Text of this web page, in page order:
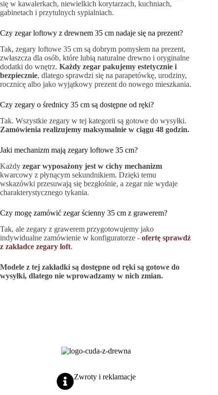
się w kawalerkach, niewielkich korytarzach, kuchniach,
gabinetach i przytulnych sypialniach.
Czy zegar loftowy z drewnem 35 cm nadaje się na prezent?
Tak, zegary loftowe 35 cm są dobrym pomysłem na prezent,
zwłaszcza dla osób, które lubią naturalne drewno i oryginalne
dodatki do wnętrz. Każdy zegar pakujemy estetycznie i
bezpiecznie, dlatego sprawdzi się na parapetówkę, urodziny,
rocznicę albo jako wyjątkowy prezent do nowego mieszkania.
Czy zegary o średnicy 35 cm są dostępne od ręki?
Tak. Wszystkie zegary w tej kategorii są gotowe do wysyłki.
Zamówienia realizujemy maksymalnie w ciągu 48 godzin.
Jaki mechanizm mają zegary loftowe 35 cm?
Każdy zegar wyposażony jest w cichy mechanizm
kwarcowy z płynącym sekundnikiem. Dzięki temu
wskazówki przesuwają się bezgłośnie, a zegar nie wydaje
charakterystycznego tykania.
Czy mogę zamówić zegar ścienny 35 cm z grawerem?
Tak, ale zegary z grawerem przygotowujemy jako
indywidualne zamówienie w konfiguratorze - ofertę sprawdź
z zakładce zegary loft.
Modele z tej zakładki są dostępne od ręki są gotowe do
wysyłki, dlatego nie wprowadzamy w nich zmian.
Zwroty i reklamacje